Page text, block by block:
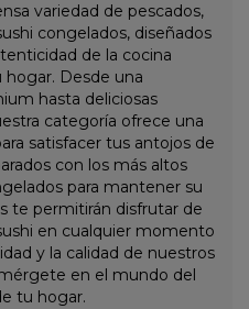
variedad de pescados,
congelados, diseñados
de la cocina
Desde una
hasta deliciosas
categoría ofrece una
satisfacer tus antojos de
con los más altos
para mantener su
te permitirán disfrutar de
en cualquier momento
y la calidad de nuestros
en el mundo del
tu hogar.